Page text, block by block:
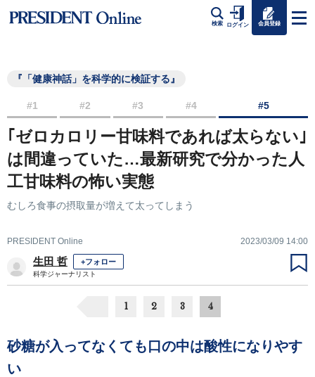
検索 ログイン 会員登録
『「健康神話」を科学的に検証する』
#1 #2 #3 #4 #5
｢ゼロカロリー甘味料であれば太らない｣
は間違っていた…最新研究で分かった人
工甘味料の怖い実態
むしろ食事の摂取量が増えて太ってしまう
PRESIDENT Online 2023/03/09 14:00
生田 哲 +フォロー
科学ジャーナリスト
1 2 3 4
砂糖が入ってなくても口の中は酸性になりやす
い